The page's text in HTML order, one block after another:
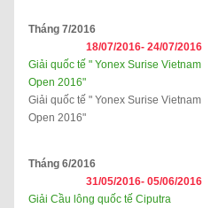
Tháng 7/2016
18/07/2016- 24/07/2016
Giải quốc tế " Yonex Surise Vietnam
Open 2016"
Giải quốc tế " Yonex Surise Vietnam
Open 2016"
Tháng 6/2016
31/05/2016- 05/06/2016
Giải Cầu lông quốc tế Ciputra